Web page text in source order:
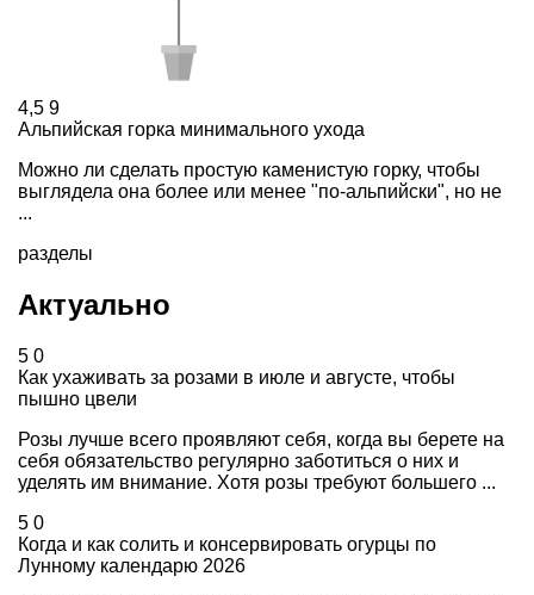
4,5 9
Альпийская горка минимального ухода
Можно ли сделать простую каменистую горку, чтобы
выглядела она более или менее "по-альпийски", но не
...
разделы
Актуально
5 0
Как ухаживать за розами в июле и августе, чтобы
пышно цвели
Розы лучше всего проявляют себя, когда вы берете на
себя обязательство регулярно заботиться о них и
уделять им внимание. Хотя розы требуют большего ...
5 0
Когда и как солить и консервировать огурцы по
Лунному календарю 2026